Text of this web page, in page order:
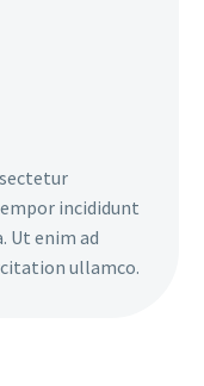
incididunt
Ut enim ad
ullamco.